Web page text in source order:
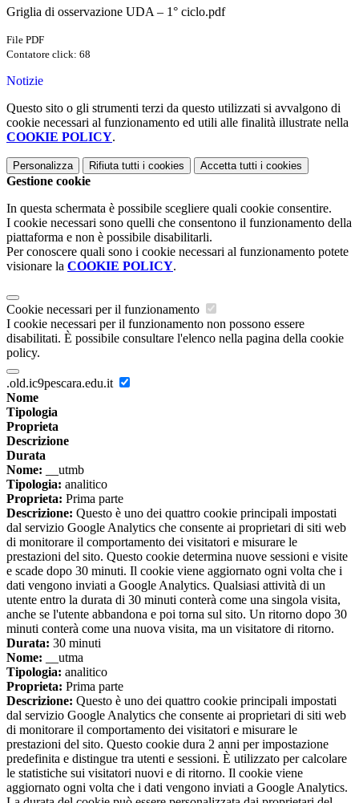
Griglia di osservazione UDA – 1° ciclo.pdf
File PDF
Contatore click: 68
Notizie
Questo sito o gli strumenti terzi da questo utilizzati si avvalgono di
cookie necessari al funzionamento ed utili alle finalità illustrate nella
COOKIE POLICY.
Personalizza Rifiuta tutti i cookies Accetta tutti i cookies
Gestione cookie
In questa schermata è possibile scegliere quali cookie consentire.
I cookie necessari sono quelli che consentono il funzionamento della
piattaforma e non è possibile disabilitarli.
Per conoscere quali sono i cookie necessari al funzionamento potete
visionare la COOKIE POLICY.
Cookie necessari per il funzionamento
I cookie necessari per il funzionamento non possono essere
disabilitati. È possibile consultare l'elenco nella pagina della cookie
policy.
.old.ic9pescara.edu.it
Nome
Tipologia
Proprieta
Descrizione
Durata
Nome: __utmb
Tipologia: analitico
Proprieta: Prima parte
Descrizione: Questo è uno dei quattro cookie principali impostati
dal servizio Google Analytics che consente ai proprietari di siti web
di monitorare il comportamento dei visitatori e misurare le
prestazioni del sito. Questo cookie determina nuove sessioni e visite
e scade dopo 30 minuti. Il cookie viene aggiornato ogni volta che i
dati vengono inviati a Google Analytics. Qualsiasi attività di un
utente entro la durata di 30 minuti conterà come una singola visita,
anche se l'utente abbandona e poi torna sul sito. Un ritorno dopo 30
minuti conterà come una nuova visita, ma un visitatore di ritorno.
Durata: 30 minuti
Nome: __utma
Tipologia: analitico
Proprieta: Prima parte
Descrizione: Questo è uno dei quattro cookie principali impostati
dal servizio Google Analytics che consente ai proprietari di siti web
di monitorare il comportamento dei visitatori e misurare le
prestazioni del sito. Questo cookie dura 2 anni per impostazione
predefinita e distingue tra utenti e sessioni. È utilizzato per calcolare
le statistiche sui visitatori nuovi e di ritorno. Il cookie viene
aggiornato ogni volta che i dati vengono inviati a Google Analytics.